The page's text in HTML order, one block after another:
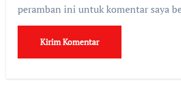
peramban ini untuk komentar saya